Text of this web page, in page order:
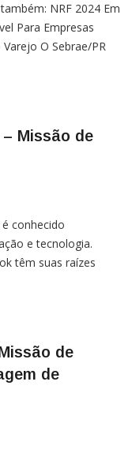
NRF 2024 Em
Para Empresas
O Sebrae/PR
Missão de
conhecido
e tecnologia.
têm suas raízes
de
de